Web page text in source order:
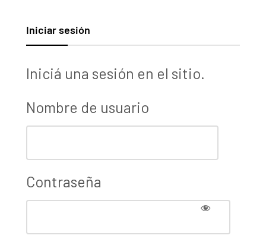
Iniciar sesión
Iniciá una sesión en el sitio.
Nombre de usuario
Contraseña